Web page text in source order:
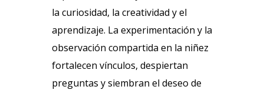
la curiosidad, la creatividad y el
aprendizaje. La experimentación y la
observación compartida en la niñez
fortalecen vínculos, despiertan
preguntas y siembran el deseo de